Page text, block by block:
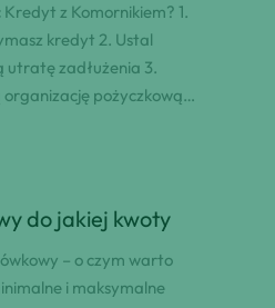
Kredyt z Komornikiem? 1.
kredyt 2. Ustal
utratę zadłużenia 3.
pożyczkową…
do jakiej kwoty
– o czym warto
i maksymalne